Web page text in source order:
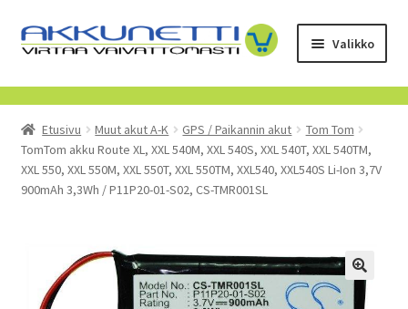
Siirry
navigointiin
Siirry
sisältöön
Valikko
Kauppa
Tietoa meistä
Yrityksille
POISTUVAT TUOTTEET
Etusivu Muut akut A-K GPS / Paikannin akut
Tom Tom
TomTom akku Route XL, XXL 540M, XXL 540S, XXL 540T, XXL 540TM,
XXL 550, XXL 550M, XXL 550T, XXL 550TM, XXL540, XXL540S Li-Ion 3,7V
900mAh 3,3Wh / P11P20-01-S02, CS-TMR001SL